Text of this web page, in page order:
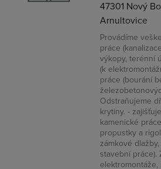
47301 Nový
Arnultovice
Provádíme
práce
výkopy, terénní
(k
práce (bourání
Odstraňujeme
krytiny. -
kamenické
propustky a
zámkové
stavební práce).
elektromontáže,